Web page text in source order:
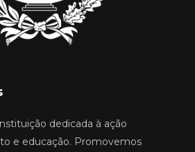
dedicada à ação
e educação. Promovemos